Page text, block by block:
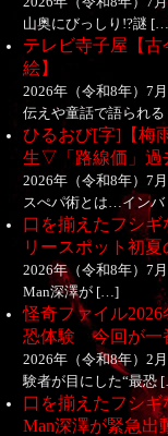
山奥にびっしり!?謎
テレビ寺子屋【
絵】
2026年（令和8年）7
伝えや童話で語られ
ひるおび[字]【梅
生▽「路線価」過
2026年（令和8年）7
スぺパ術とは…イン
口を揃えたフシ
リースポット初夏
2026年（令和8年）7
Man深澤が […]
怪奇ファイル
恐体験 今回が一
2026年（令和8年）2
験者が目にした“最恐
口を揃えたフシ
Man深澤が緊急出